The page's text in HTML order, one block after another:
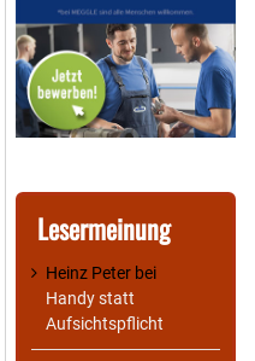
Lesermeinung
Heinz Peter bei
Handy statt
Aufsichtspflicht